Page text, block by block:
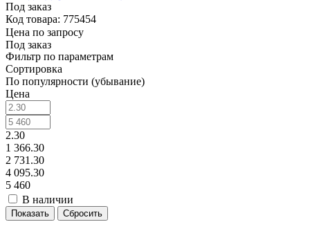
Под заказ
Код товара: 775454
Цена по запросу
Под заказ
Фильтр по параметрам
Сортировка
По популярности (убывание)
Цена
2.30
1 366.30
2 731.30
4 095.30
5 460
В наличии
Сбросить